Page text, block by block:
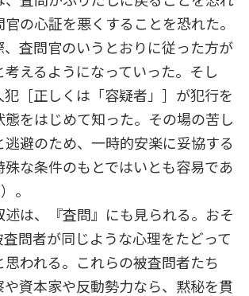
の心証を悪くすることを恐れた。
、査問官のいうとおりに従った方が
えるようになっていった。そし
犯［正しくは「容疑者」］が犯行を
をはじめて知った。その場の苦し
逃避のため、一時的安楽に妥協する
殊な条件のもとではいとも容易であ
。
は、『査問』にも見られる。おそ
査問者が同じような心理をたどって
思われる。これらの被査問者たち
や資本家や反動勢力なら、黙秘を貫